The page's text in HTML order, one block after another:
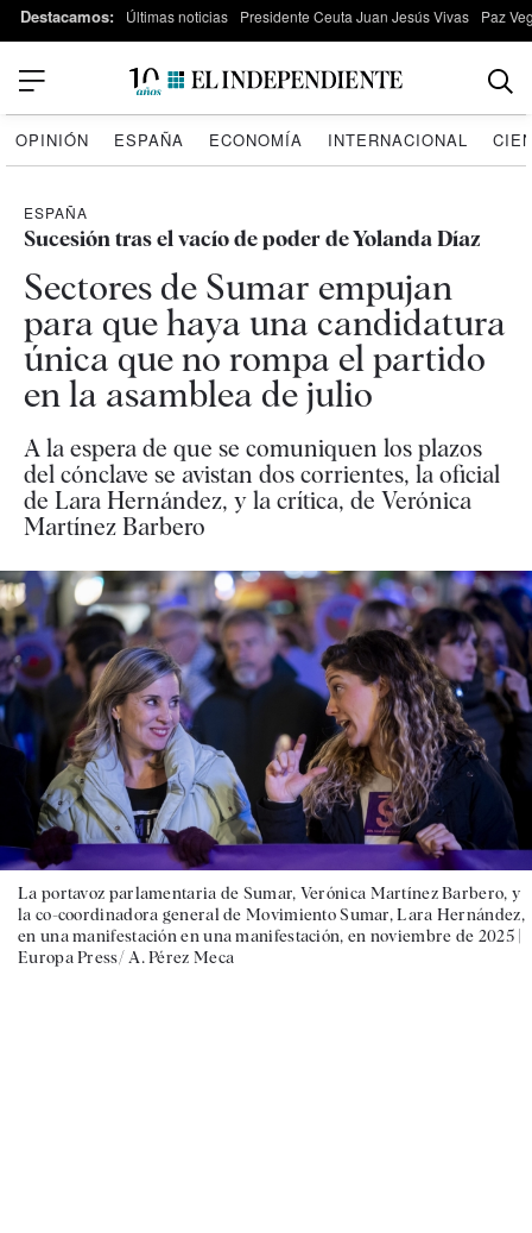
Destacamos: Últimas noticias Presidente Ceuta Juan Jesús Vivas Paz
OPINIÓN ESPAÑA ECONOMÍA INTERNACIONAL
ESPAÑA
Sucesión tras el vacío de poder de Yolanda Díaz
Sectores de Sumar empujan
para que haya una candidatura
única que no rompa el partido
en la asamblea de julio
A la espera de que se comuniquen los plazos
del cónclave se avistan dos corrientes, la oficial
de Lara Hernández, y la crítica, de Verónica
Martínez Barbero
La portavoz parlamentaria de Sumar, Verónica Martínez Barbero, y
la co-coordinadora general de Movimiento Sumar, Lara Hernández,
en una manifestación en una manifestación, en noviembre de 2025 |
Europa Press/ A. Pérez Meca